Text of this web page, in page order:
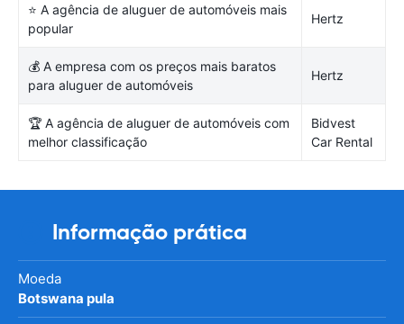
⭐ A agência de aluguer de automóveis mais
popular
Hertz
💰 A empresa com os preços mais baratos
para aluguer de automóveis
Hertz
🏆 A agência de aluguer de automóveis com
melhor classificação
Bidvest
Car Rental
Informação prática
Moeda
Botswana pula